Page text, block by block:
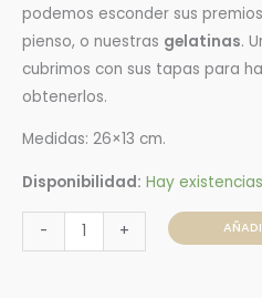
podemos esconder sus
pienso, o nuestras gelatinas.
cubrimos con sus tapas para
obtenerlos.
Medidas: 26×13 cm.
Disponibilidad: Hay existencias
- +